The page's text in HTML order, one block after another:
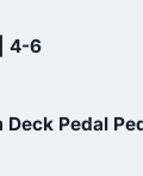
4-6
Deck Pedal